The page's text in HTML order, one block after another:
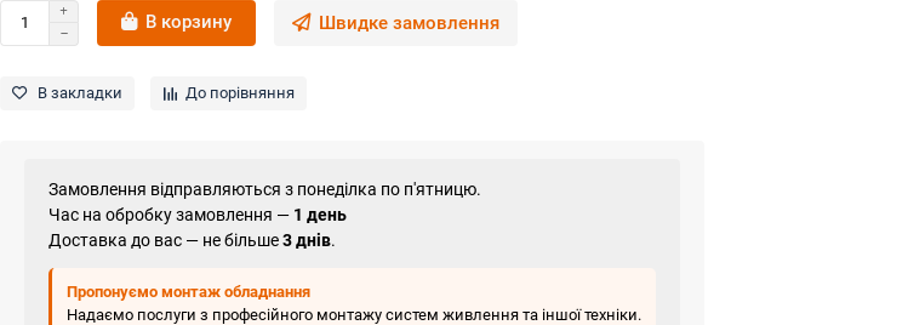
В корзину Швидке замовлення
В закладки До порівняння
Замовлення відправляються з понеділка по п'ятницю.
Час на обробку замовлення — 1 день
Доставка до вас — не більше3 днів.
Пропонуємо монтаж обладнання
Надаємо послуги з професійного монтажу систем живлення та іншої техніки.